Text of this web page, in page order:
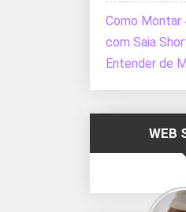
Como Montar
com Saia
Entender de
WEB